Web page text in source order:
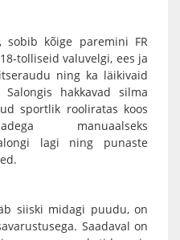
kõige paremini FR
tolliseid valuvelgi, ees ja
ning ka läikivaid
hakkavad silma
sportlik rooliratas koos
manuaalseks
lagi ning punaste
siiski midagi puudu, on
Saadaval on